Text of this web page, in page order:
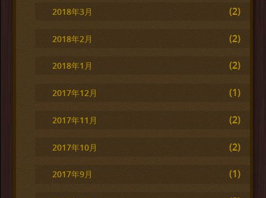
2018年3月 (2)
2018年2月 (2)
2018年1月 (2)
2017年12月 (1)
2017年11月 (2)
2017年10月 (2)
2017年9月 (1)